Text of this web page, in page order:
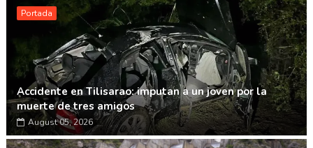
Portada
Accidente en Tilisarao: imputan a un joven por la
muerte de tres amigos
August 05, 2026